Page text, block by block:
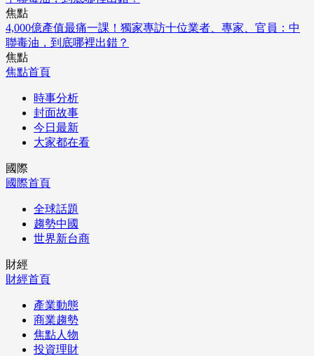
焦點
4,000億產值最痛一課！獨家專訪十位業者、專家、官員：中
聯毒油，到底哪裡出錯？
焦點
焦點首頁
時事分析
封面故事
今日最新
大家都在看
國際
國際首頁
全球話題
趨勢中國
世界新台商
財經
財經首頁
產業動態
商業趨勢
焦點人物
投資理財